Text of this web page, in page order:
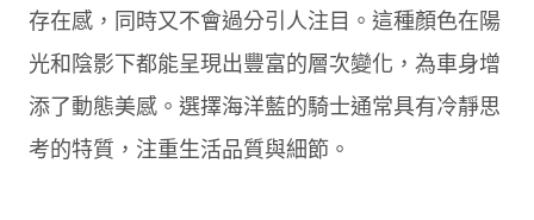
存在感，同時又不會過分引人注目。這種顏色在陽
光和陰影下都能呈現出豐富的層次變化，為車身增
添了動態美感。選擇海洋藍的騎士通常具有冷靜思
考的特質，注重生活品質與細節。